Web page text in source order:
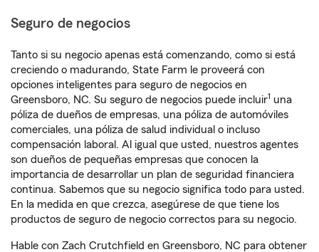
Seguro de negocios
Tanto si su negocio apenas está comenzando, como si está
creciendo o madurando, State Farm le proveerá con
opciones inteligentes para seguro de negocios en
Greensboro, NC. Su seguro de negocios puede incluir1 una
póliza de dueños de empresas, una póliza de automóviles
comerciales, una póliza de salud individual o incluso
compensación laboral. Al igual que usted, nuestros agentes
son dueños de pequeñas empresas que conocen la
importancia de desarrollar un plan de seguridad financiera
continua. Sabemos que su negocio significa todo para usted.
En la medida en que crezca, asegúrese de que tiene los
productos de seguro de negocio correctos para su negocio.
Hable con Zach Crutchfield en Greensboro, NC para obtener